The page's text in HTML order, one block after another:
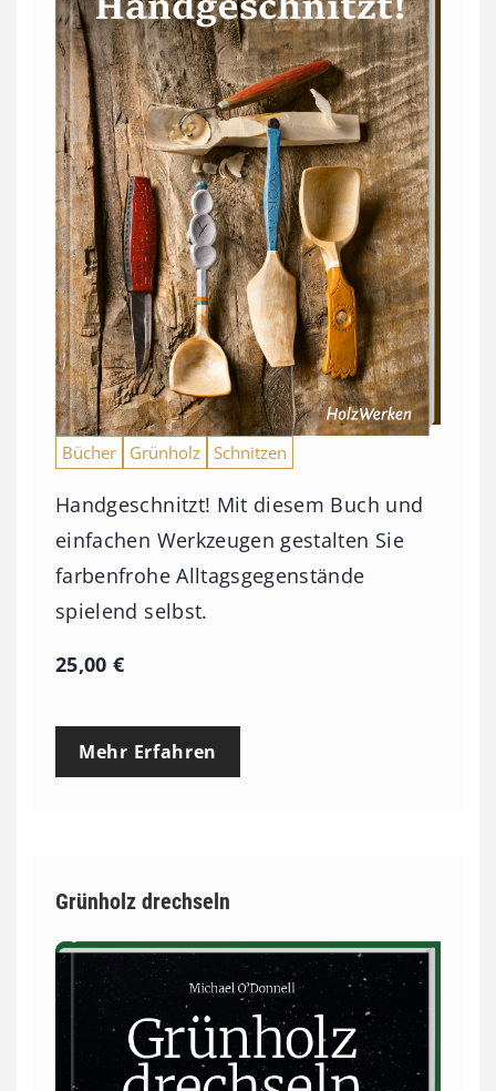
Bücher Grünholz Schnitzen
Handgeschnitzt! Mit diesem Buch und
einfachen Werkzeugen gestalten Sie
farbenfrohe Alltagsgegenstände
spielend selbst.
25,00€
Mehr Erfahren
Grünholz drechseln